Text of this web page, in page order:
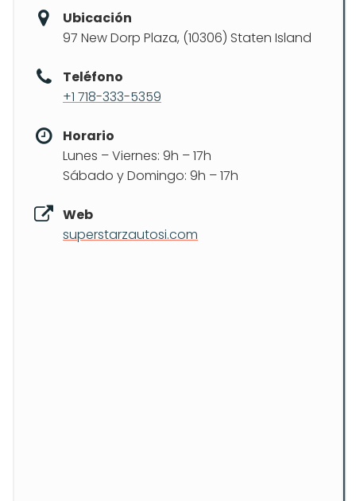
Ubicación
97 New Dorp Plaza, (10306) Staten Island
Teléfono
+1 718-333-5359
Horario
Lunes – Viernes: 9h – 17h
Sábado y Domingo: 9h – 17h
Web
superstarzautosi.com